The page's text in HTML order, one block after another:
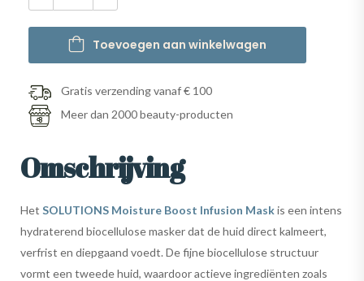
Toevoegen aan winkelwagen
Gratis verzending vanaf € 100
Meer dan 2000 beauty-producten
Omschrijving
Het SOLUTIONS Moisture Boost Infusion Maskis een intens
hydraterend biocellulose masker dat de huid direct kalmeert,
verfrist en diepgaand voedt. De fijne biocellulose structuur
vormt een tweede huid, waardoor actieve ingrediënten zoals